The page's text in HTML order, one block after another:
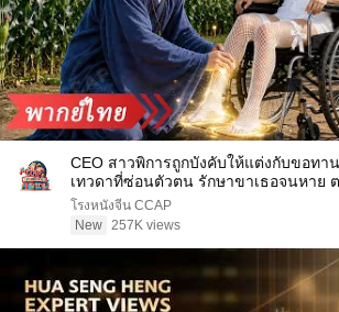
CEO สาวพิการถูกบังคับให้แต่งกับขอทา
เทวดาที่ซ่อนตัวตน รักษาขาเธอจนหาย
โรงหนังจีน CCAP
New 257K views